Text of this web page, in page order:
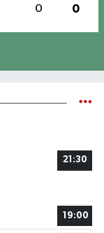
0 0
21:30
19:00